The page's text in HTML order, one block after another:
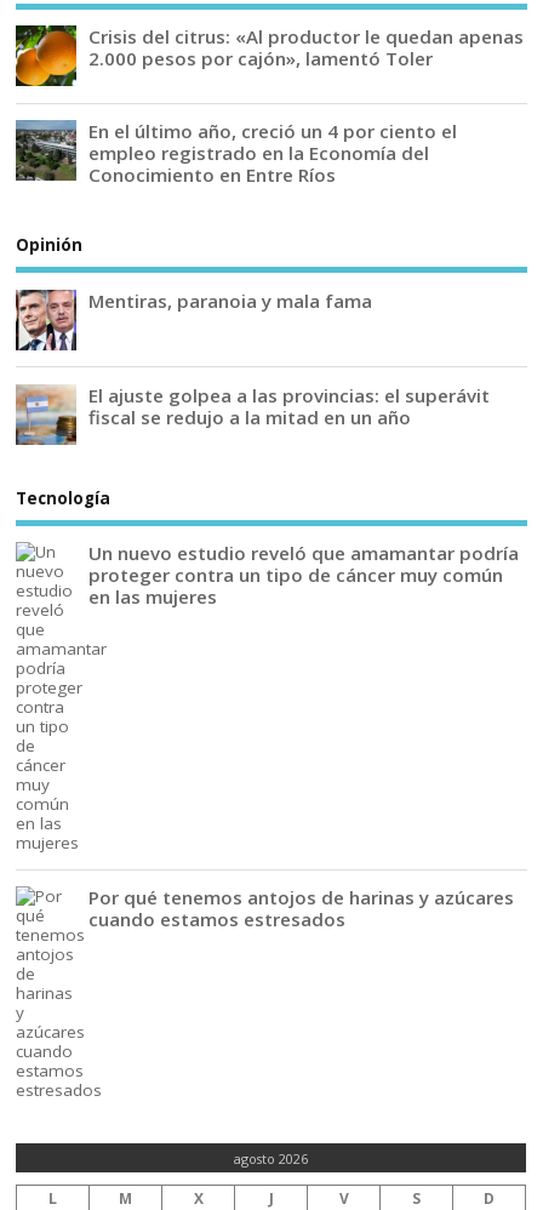
Crisis del citrus: «Al productor le quedan apenas
2.000 pesos por cajón», lamentó Toler
En el último año, creció un 4 por ciento el
empleo registrado en la Economía del
Conocimiento en Entre Ríos
Opinión
Mentiras, paranoia y mala fama
El ajuste golpea a las provincias: el superávit
fiscal se redujo a la mitad en un año
Tecnología
Un nuevo estudio reveló que amamantar podría
proteger contra un tipo de cáncer muy común
en las mujeres
Por qué tenemos antojos de harinas y azúcares
cuando estamos estresados
agosto 2026
L M X J V S D